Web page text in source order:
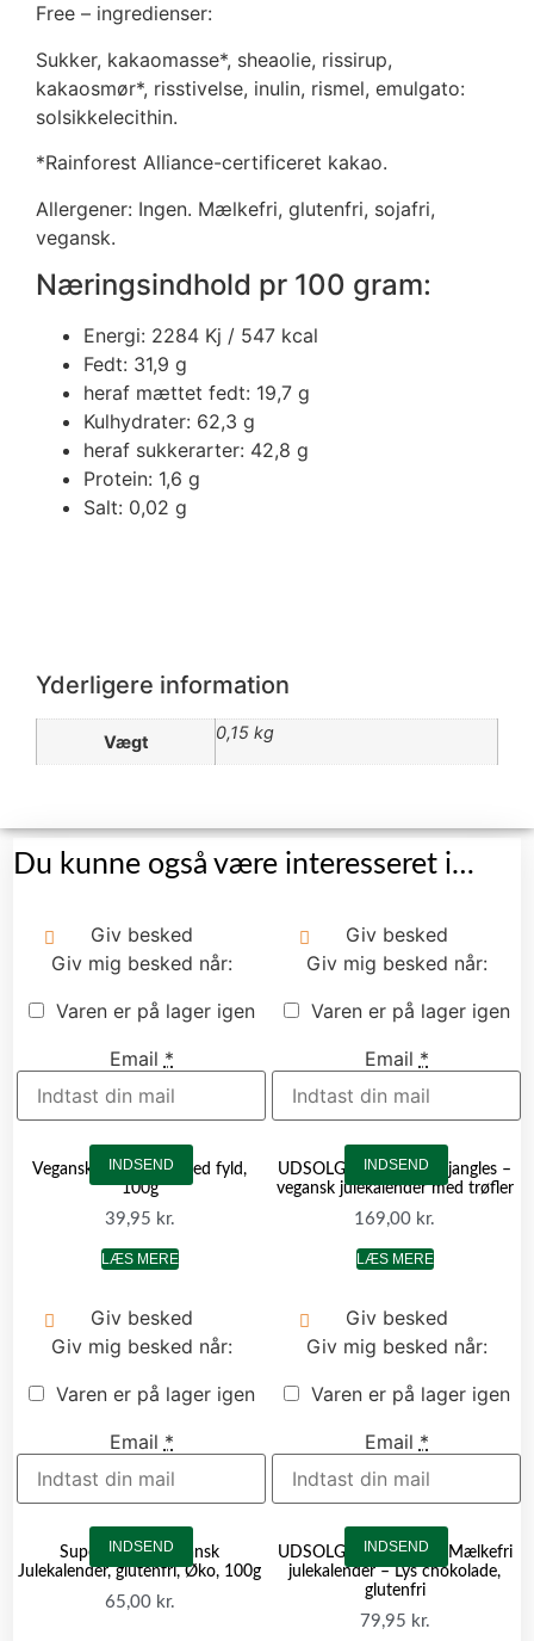
Free – ingredienser:
Sukker, kakaomasse*, sheaolie, rissirup,
kakaosmør*, risstivelse, inulin, rismel, emulgato:
solsikkelecithin.
*Rainforest Alliance-certificeret kakao.
Allergener: Ingen. Mælkefri, glutenfri, sojafri,
vegansk.
Næringsindhold pr 100 gram:
Energi: 2284 Kj / 547 kcal
Fedt: 31,9 g
heraf mættet fedt: 19,7 g
Kulhydrater: 62,3 g
heraf sukkerarter: 42,8 g
Protein: 1,6 g
Salt: 0,02 g
Yderligere information
Vægt 0,15 kg
Du kunne også være interesseret i…
Giv besked
Giv mig besked når:
Varen er på lager igen
Email *
INDSEND
Veganske mini-bars med fyld,
100g
39,95 kr.
LÆS MERE
Giv besked
Giv mig besked når:
Varen er på lager igen
Email *
INDSEND
UDSOLGT – Monty Bojangles –
vegansk julekalender med trøfler
169,00 kr.
LÆS MERE
Giv besked
Giv mig besked når:
Varen er på lager igen
Email *
INDSEND
Super Fudgio vegansk
Julekalender, glutenfri, Øko, 100g
65,00 kr.
Giv besked
Giv mig besked når:
Varen er på lager igen
Email *
INDSEND
UDSOLGT – So Free – Mælkefri
julekalender – Lys chokolade,
glutenfri
79,95 kr.